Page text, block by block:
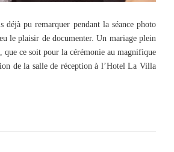
pu remarquer pendant la séance photo
le plaisir de documenter. Un mariage plein
que ce soit pour la cérémonie au magnifique
de la salle de réception à l’Hotel La Villa